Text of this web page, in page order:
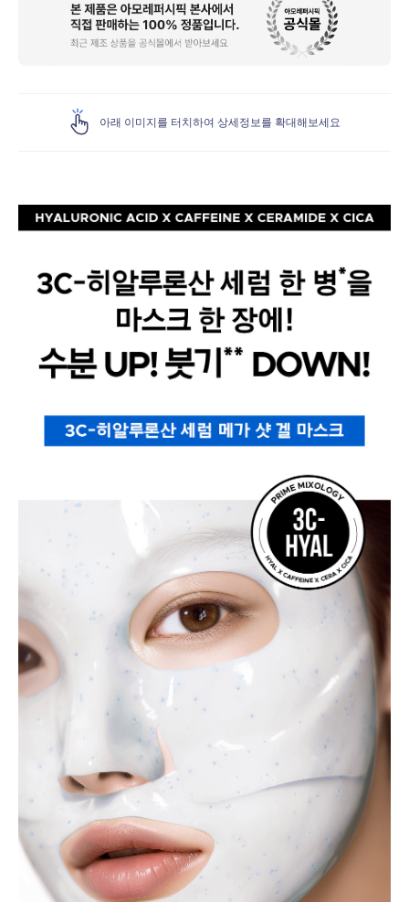
아래 이미지를 터치하여 상세정보를 확대해보세요